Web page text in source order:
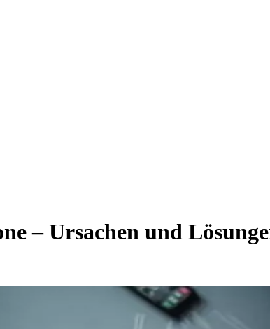
– Ursachen und